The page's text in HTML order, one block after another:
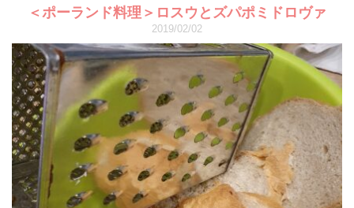
＜ポーランド料理＞ロスウとズパポミドロヴァ
2019/02/02